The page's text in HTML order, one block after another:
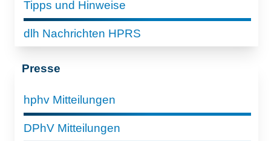
Tipps und Hinweise
dlh Nachrichten HPRS
Presse
hphv Mitteilungen
DPhV Mitteilungen